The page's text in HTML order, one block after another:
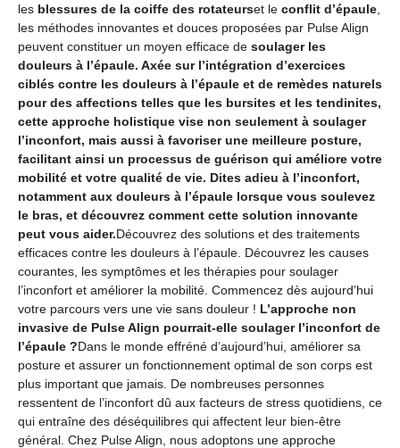
les blessures de la coiffe des rotateurset le conflit d’épaule
les méthodes innovantes et douces proposées par Pulse Align
peuvent constituer un moyen efficace de soulager les
douleurs à l’épaule. Axée sur l’intégration d’exercices
ciblés contre les douleurs à l’épaule et de remèdes naturels
pour des affections telles que les bursites et les tendinites,
cette approche holistique vise non seulement à soulager
l’inconfort, mais aussi à favoriser une meilleure posture,
facilitant ainsi un processus de guérison qui améliore votre
mobilité et votre qualité de vie. Dites adieu à l’inconfort,
notamment aux douleurs à l’épaule lorsque vous soulevez
le bras, et découvrez comment cette solution innovante
peut vous aider.Découvrez des solutions et des traitements
efficaces contre les douleurs à l’épaule. Découvrez les causes
courantes, les symptômes et les thérapies pour soulager
l’inconfort et améliorer la mobilité. Commencez dès aujourd’hui
votre parcours vers une vie sans douleur ! L’approche non
invasive de Pulse Align pourrait-elle soulager l’inconfort de
l’épaule ?Dans le monde effréné d’aujourd’hui, améliorer sa
posture et assurer un fonctionnement optimal de son corps est
plus important que jamais. De nombreuses personnes
ressentent de l’inconfort dû aux facteurs de stress quotidiens, ce
qui entraîne des déséquilibres qui affectent leur bien-être
général. Chez Pulse Align, nous adoptons une approche